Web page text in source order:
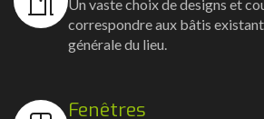
Un vaste choix de designs et
correspondre aux bâtis
générale du lieu.
Fenêtres